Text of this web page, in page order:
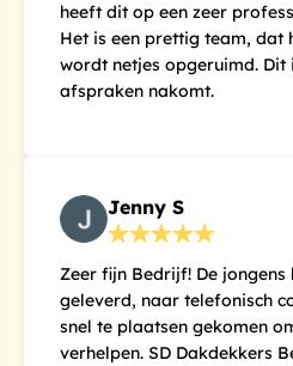
heeft dit op een zeer
Het is een prettig team, dat
wordt netjes opgeruimd.
afspraken nakomt.
Jenny S
Zeer fijn Bedrijf! De jongens
geleverd, naar telefonisch
snel te plaatsen gekomen
verhelpen. SD Dakdekkers